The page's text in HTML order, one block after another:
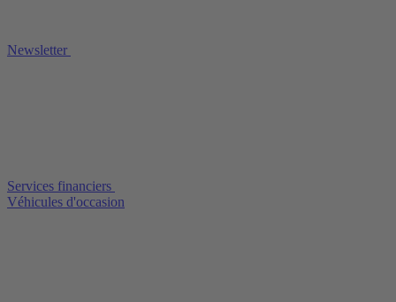
Newsletter
Services financiers
Véhicules d'occasion